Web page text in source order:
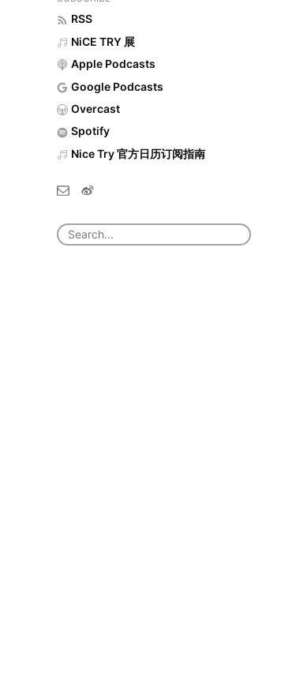
RSS
NiCE TRY 展
Apple Podcasts
Google Podcasts
Overcast
Spotify
Nice Try 官方日历订阅指南